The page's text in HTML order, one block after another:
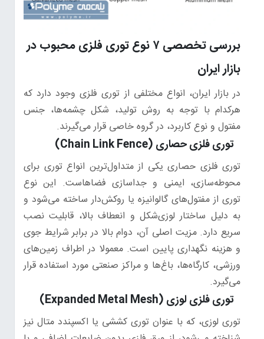
بررسی تخصصی ۷ نوع توری فلزی محبوب در
بازار ایران
در بازار ایران، انواع مختلفی از توری فلزی وجود دارد که
هرکدام با توجه به روش تولید، شکل چشمه‌ها، جنس
مفتول و نوع کاربرد، در گروه خاصی قرار می‌گیرند.
توری فلزی حصاری (Chain Link Fence)
توری فلزی حصاری یکی از متداول‌ترین انواع توری برای
محوطه‌سازی، ایمنی و جداسازی فضاهاست. این نوع
توری از مفتول‌های گالوانیزه یا روکش‌دار ساخته می‌شود و
به دلیل ساختار لوزی‌شکل و انعطاف بالا، قابلیت نصب
سریع دارد. مزیت اصلی آن، دوام بالا در برابر شرایط جوی
و هزینه نگهداری پایین است. معمولا در اطراف زمین‌های
ورزشی، کارگاه‌ها، باغ‌ها و مراکز صنعتی مورد استفاده قرار
می‌گیرد.
توری فلزی لوزی (Expanded Metal Mesh)
توری لوزی، که با عنوان توری کششی یا اکسپندد متال نیز